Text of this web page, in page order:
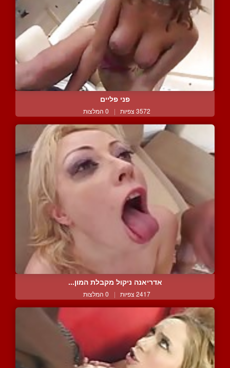
פני פליים
3572 צפיות | 0 המלצות
אדריאנה ניקול מקבלת המון...
2417 צפיות | 0 המלצות